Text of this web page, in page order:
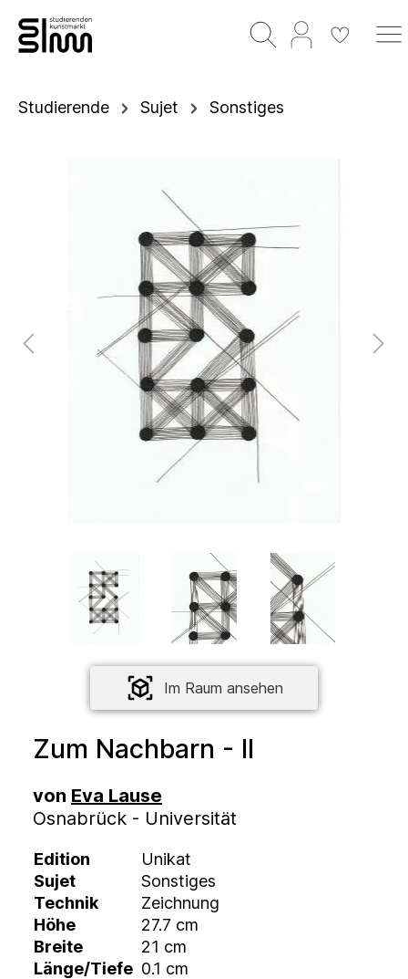
Studierende Sujet Sonstiges
Im Raum ansehen
Zum Nachbarn - II
von Eva Lause
Osnabrück - Universität
Edition
Unikat
Sujet
Sonstiges
Technik
Zeichnung
Höhe
27.7 cm
Breite
21 cm
Länge/Tiefe 0.1 cm